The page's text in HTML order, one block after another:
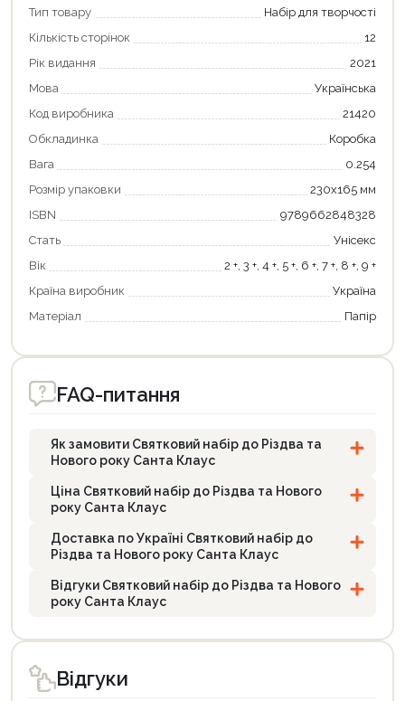
Тип товару
Набір для творчості
Кількість сторінок
12
Рік видання
2021
Мова
Українська
Код виробника
21420
Обкладинка
Коробка
Вага
0.254
Розмір упаковки
230х165 мм
ISBN
9789662848328
Стать
Унісекс
Вік
2 +, 3 +, 4 +, 5 +, 6 +, 7 +, 8 +, 9 +
Країна виробник
Україна
Матеріал
Папір
FAQ-питання
Як замовити Святковий набір до Різдва та
Нового року Санта Клаус
Ціна Святковий набір до Різдва та Нового
року Санта Клаус
Доставка по Україні Святковий набір до
Різдва та Нового року Санта Клаус
Відгуки Святковий набір до Різдва та Нового
року Санта Клаус
Відгуки
Оформити замовлення